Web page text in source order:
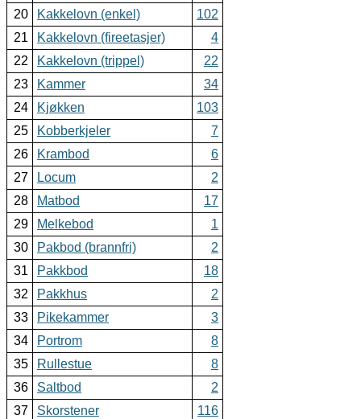
20
Kakkelovn (enkel)
102
21
Kakkelovn (fireetasjer)
4
22
Kakkelovn (trippel)
22
23
Kammer
34
24
Kjøkken
103
25
Kobberkjeler
7
26
Krambod
6
27
Locum
2
28
Matbod
17
29
Melkebod
1
30
Pakbod (brannfri)
2
31
Pakkbod
18
32
Pakkhus
2
33
Pikekammer
3
34
Portrom
8
35
Rullestue
8
36
Saltbod
2
37
Skorstener
116